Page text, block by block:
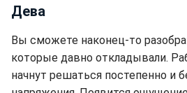
Дева
Вы сможете наконец-то
которые давно откладывали.
начнут решаться постепенно и